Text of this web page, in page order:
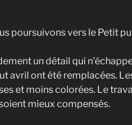
poursuivons vers le Petit
un détail qui
avril ont été remplacées.
et moins colorées. Le
mieux compensés.